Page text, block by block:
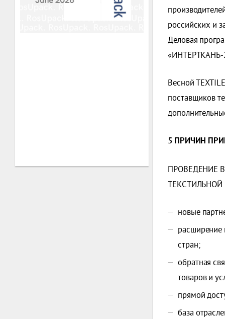
российских и
Деловая
«ИНТЕРТКАНЬ-
Весной
поставщиков
5 ПРИЧИН
ПРОВЕДЕНИЕ
ТЕКСТИЛЬНОЙ
новые
расширение
стран;
обратная
товаров и
прямой
база